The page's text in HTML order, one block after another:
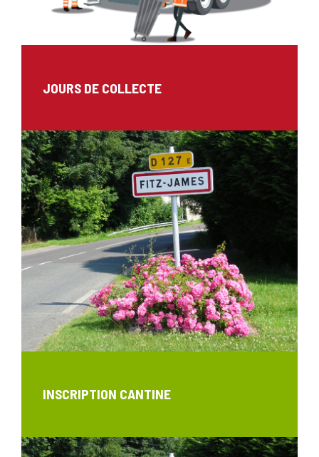
JOURS DE COLLECTE
INSCRIPTION CANTINE